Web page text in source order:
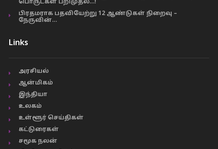
பொருட்கள் பறிமுதல்…!
பிரதமராக பதவியேற்று 12 ஆண்டுகள் நிறைவு –
நேருவின்…
Links
அரசியல்
ஆன்மிகம்
இந்தியா
உலகம்
உள்ளூர் செய்திகள்
கட்டுரைகள்
சமூக நலன்